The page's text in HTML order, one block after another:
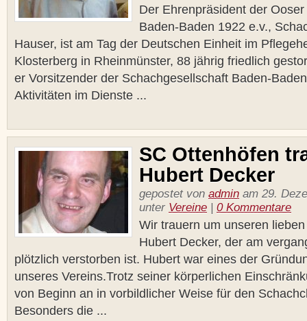
Der Ehrenpräsident der
Baden-Baden 1922 e.v.,
Hauser, ist am Tag der Deutschen Einheit im
Klosterberg in Rheinmünster, 88 jährig friedlich
er Vorsitzender der Schachgesellschaft Baden-
Aktivitäten im Dienste ...
SC Ottenhöfen
Hubert Decker
gepostet von admin am 29.
unter Vereine 0 Kommentare
Wir trauern um unseren
Hubert Decker, der am
plötzlich verstorben ist. Hubert war eines der
unseres Vereins.Trotz seiner körperlichen
von Beginn an in vorbildlicher Weise für den
Besonders die ...